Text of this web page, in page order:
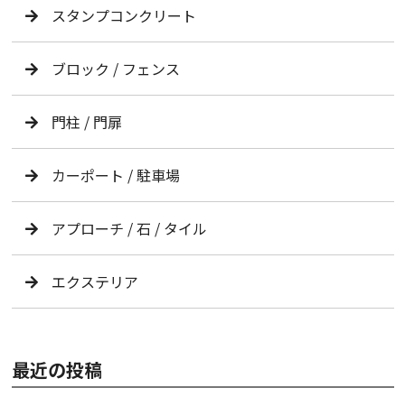
スタンプコンクリート
ブロック / フェンス
門柱 / 門扉
カーポート / 駐車場
アプローチ / 石 / タイル
エクステリア
最近の投稿